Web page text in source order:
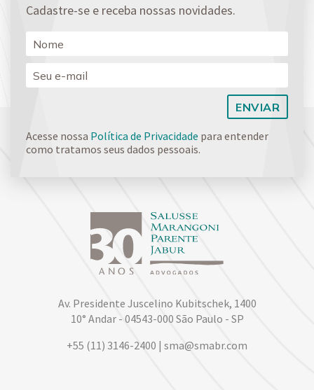
Cadastre-se e receba nossas novidades.
Acesse nossa Política de Privacidade para entender
como tratamos seus dados pessoais.
Av. Presidente Juscelino Kubitschek, 1400
10° Andar - 04543-000 São Paulo - SP
+55 (11) 3146-2400 | sma@smabr.com